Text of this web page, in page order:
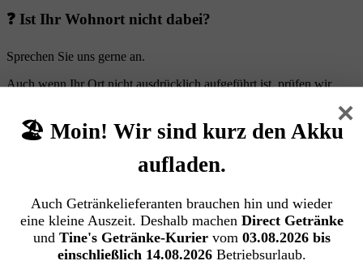
❓ Ist Ihr Wohnort nicht dabei?
Sprechen Sie uns gerne an.
Auch wenn Ihr Ort nicht ausdrücklich aufgeführt ist, prüfen wir
Unser Kundenservice freut sich auf Ihre Anfrage.
🏙️ Hamburg
×
🏖️ Moin! Wir sind kurz den Akku
aufladen.
Auch Getränkelieferanten brauchen hin und wieder
eine kleine Auszeit. Deshalb machen Direct Getränke
und Tine's Getränke-Kuriervom 03.08.2026 bis
einschließlich 14.08.2026Betriebsurlaub.